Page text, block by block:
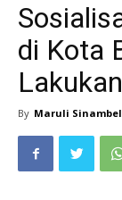
di Kota
By Maruli